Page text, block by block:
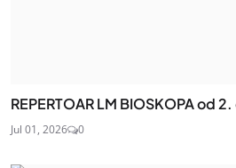
REPERTOAR LM BIOSKOPA od
Jul 01, 2026 0